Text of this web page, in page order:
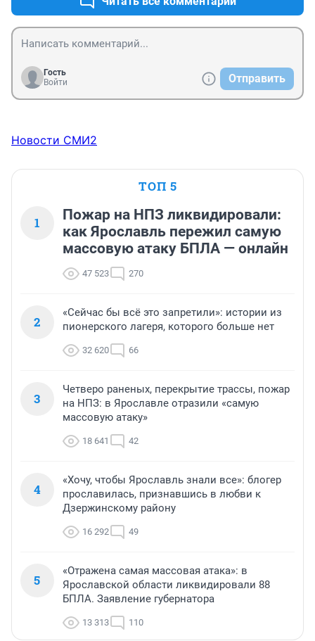
Гость
Войти
Отправить
Новости СМИ2
ТОП 5
1
Пожар на НПЗ ликвидировали:
как Ярославль пережил самую
массовую атаку БПЛА — онлайн
47 523 270
2
«Сейчас бы всё это запретили»: истории из
пионерского лагеря, которого больше нет
32 620 66
3
Четверо раненых, перекрытие трассы, пожар
на НПЗ: в Ярославле отразили «самую
массовую атаку»
18 641 42
4
«Хочу, чтобы Ярославль знали все»: блогер
прославилась, признавшись в любви к
Дзержинскому району
16 292 49
5
«Отражена самая массовая атака»: в
Ярославской области ликвидировали 88
БПЛА. Заявление губернатора
13 313 110